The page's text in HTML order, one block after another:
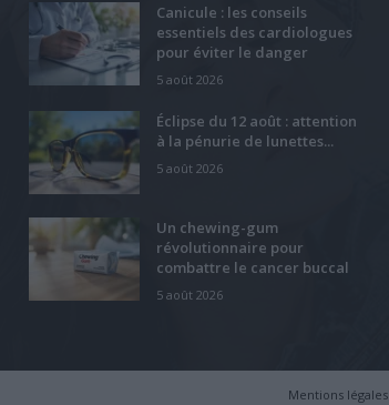
Canicule : les conseils
essentiels des cardiologues
pour éviter le danger
5 août 2026
Éclipse du 12 août : attention
à la pénurie de lunettes...
5 août 2026
Un chewing-gum
révolutionnaire pour
combattre le cancer buccal
5 août 2026
Mentions légales